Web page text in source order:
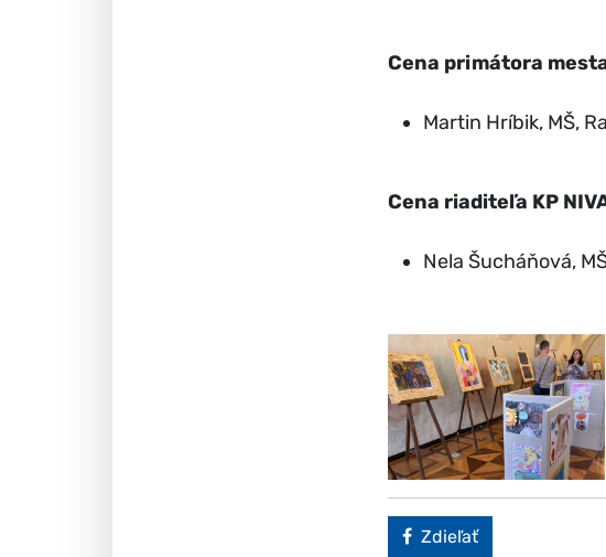
Cena primátora
Martin Hríbik, MŠ,
Cena riaditeľa KP
Nela Šucháňová,
Facebook
Zdieľať